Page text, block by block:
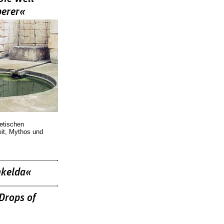
Mythos und
of